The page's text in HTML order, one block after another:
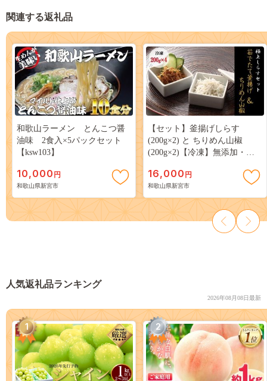
関連する返礼品
和歌山ラーメン とんこつ醤
油味 2食入×5パックセット
【ksw103】
10,000 円
和歌山県新宮市
【セット】釜揚げしらす
(200g×2) と ちりめん山椒
(200g×2)【冷凍】無添加・無
16,000 円
和歌山県新宮市
人気返礼品ランキング
2026年08月08日最新
1 2